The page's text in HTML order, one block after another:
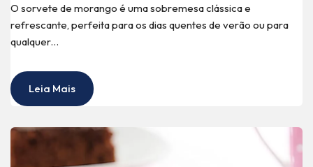
O sorvete de morango é uma sobremesa clássica e
refrescante, perfeita para os dias quentes de verão ou para
qualquer…
Leia Mais